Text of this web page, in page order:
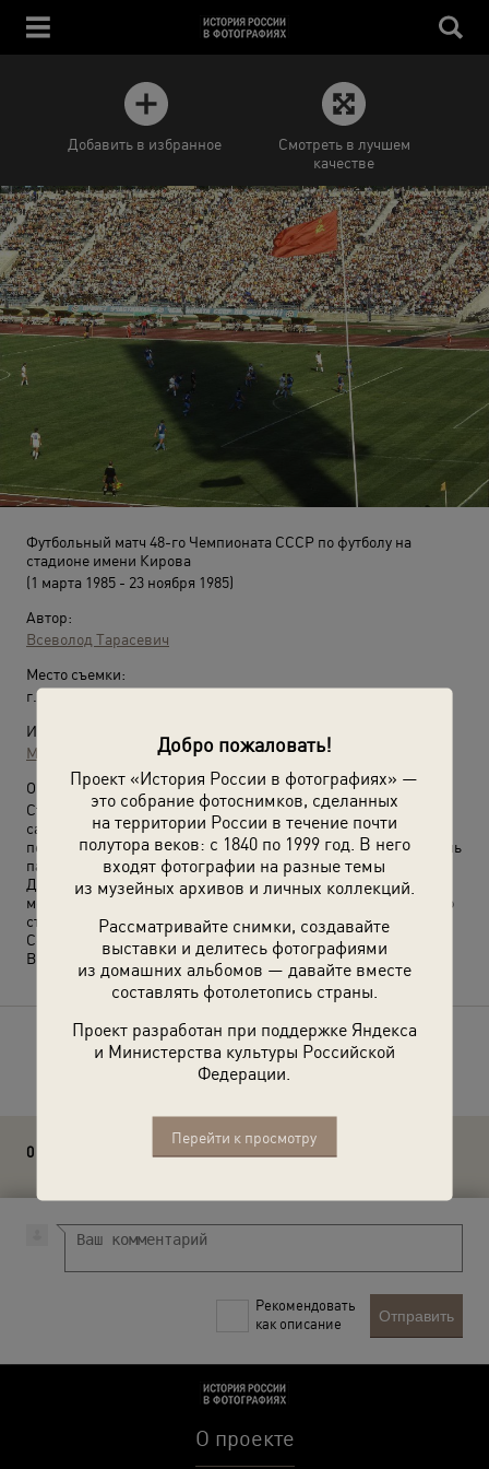
Добро пожаловать!
Проект «История России в фотографиях» —
это собрание фотоснимков, сделанных
на территории России в течение почти
полутора веков: с 1840 по 1999 год. В него
входят фотографии на разные темы
из музейных архивов и личных коллекций.
Рассматривайте снимки, создавайте
выставки и делитесь фотографиями
из домашних альбомов — давайте вместе
составлять фотолетопись страны.
Проект разработан при поддержке Яндекса
и Министерства культуры Российской
Федерации.
Перейти к просмотру
Добавить в избранное
Смотреть в лучшем
качестве
Футбольный матч 48-го Чемпионата СССР по футболу на
стадионе имени Кирова
(1 марта 1985 - 23 ноября 1985)
Автор:
Всеволод Тарасевич
Место съемки:
г. Ленинград
Источники:
МАММ / МДФ
О фотографии:
Стадион существовал в 1950–2006 годах. Являлся одним из
самых больших стадионов в мире. Памятник архитектуры
первой половины XX века, в 2001 году был включен в перечень
памятников истории и культуры федерального значения.
Домашняя арена футбольного клуба «Зенит». В 2007 году на
месте стадиона имени Кирова началось строительство нового
стадиона для ФК «Зенит». Завершено в апреле 2017 года.
Сейчас Санкт-Петербург.
Выставка
«Все на матч!»с этой фотографией.
Расскажите друзьям об этом фото
0 комментариев
Рекомендовать
как описание
Отправить
О проекте